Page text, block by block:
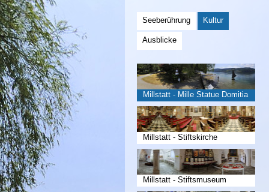
Seeberührung Kultur
Ausblicke
Millstatt - Mille Statue Domitia
Millstatt - Stiftskirche
Millstatt - Stiftsmuseum